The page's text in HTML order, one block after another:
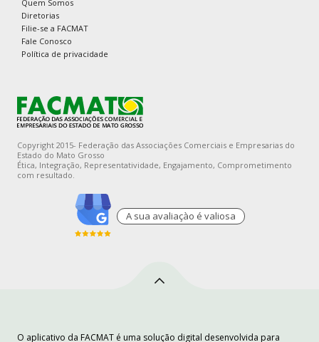
Quem Somos
Diretorias
Filie-se a FACMAT
Fale Conosco
Política de privacidade
Copyright 2015- Federação das Associações Comerciais e Empresarias do
Estado do Mato Grosso
Ética, Integração, Representatividade, Engajamento, Comprometimento
com resultado.
A sua avaliaçào é valiosa
O aplicativo da FACMAT é uma solução digital desenvolvida para